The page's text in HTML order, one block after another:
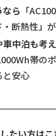
ら 「
・断熱性」
中泊も考
帯の
と安心